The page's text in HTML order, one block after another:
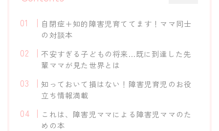
自閉症+知的障害児育ててます！ママ同士
の対談本
不安すぎる子どもの将来…既に到達した先
輩ママが見た世界とは
知っておいて損はない！障害児育児のお役
立ち情報満載
これは、障害児ママによる障害児ママのた
めの本